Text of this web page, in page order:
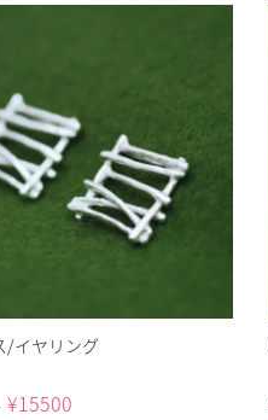
/イヤリング
¥15500